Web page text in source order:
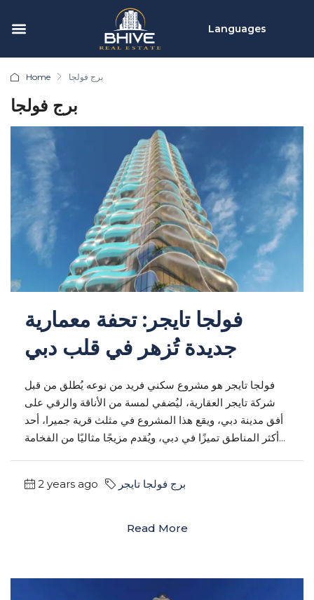
Languages
Home برج فولجا
برج فولجا
فولجا تايجر: تحفة معمارية
جديدة تُزهر في قلب دبي
فولجا تايجر هو مشروع سكني فريد من نوعه يُطلق من قبل
شركة تايجر العقارية، ليُضفي لمسة من الأناقة والرقي على
أفق مدينة دبي، ويقع هذا المشروع في مثلث قرية جميرا، أحد
أكثر المناطق تميزًا في دبي، ويُقدم مزيجًا مثاليًا من الفخامة...
2 years ago برج فولجا تايجر
Read More